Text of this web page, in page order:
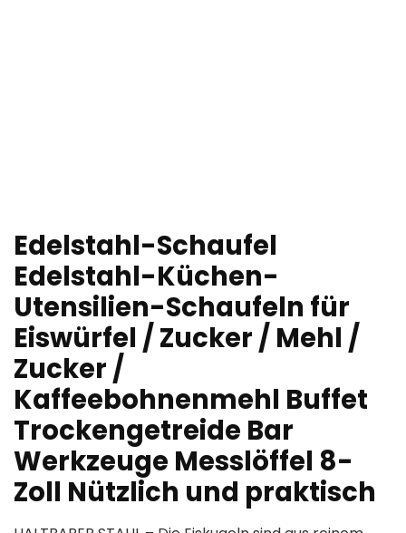
Edelstahl-Schaufel
Edelstahl-Küchen-
Utensilien-Schaufeln für
Eiswürfel / Zucker / Mehl /
Zucker /
Kaffeebohnenmehl Buffet
Trockengetreide Bar
Werkzeuge Messlöffel 8-
Zoll Nützlich und praktisch